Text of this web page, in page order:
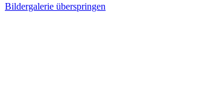
Bildergalerie überspringen